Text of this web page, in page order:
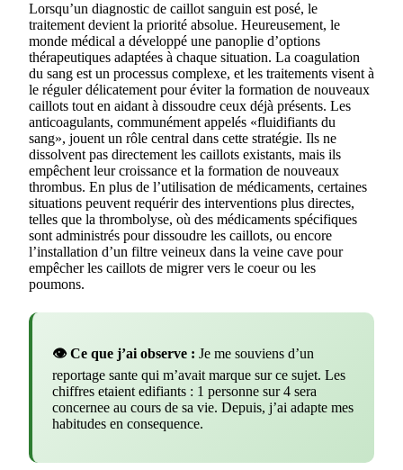
Lorsqu’un diagnostic de caillot sanguin est posé, le
traitement devient la priorité absolue. Heureusement, le
monde médical a développé une panoplie d’options
thérapeutiques adaptées à chaque situation. La coagulation
du sang est un processus complexe, et les traitements visent à
le réguler délicatement pour éviter la formation de nouveaux
caillots tout en aidant à dissoudre ceux déjà présents. Les
anticoagulants, communément appelés «fluidifiants du
sang», jouent un rôle central dans cette stratégie. Ils ne
dissolvent pas directement les caillots existants, mais ils
empêchent leur croissance et la formation de nouveaux
thrombus. En plus de l’utilisation de médicaments, certaines
situations peuvent requérir des interventions plus directes,
telles que la thrombolyse, où des médicaments spécifiques
sont administrés pour dissoudre les caillots, ou encore
l’installation d’un filtre veineux dans la veine cave pour
empêcher les caillots de migrer vers le coeur ou les
poumons.
👁️ Ce que j’ai observe : Je me souviens d’un
reportage sante qui m’avait marque sur ce sujet. Les
chiffres etaient edifiants : 1 personne sur 4 sera
concernee au cours de sa vie. Depuis, j’ai adapte mes
habitudes en consequence.